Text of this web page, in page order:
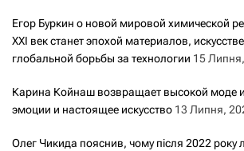
Егор Буркин о новой мировой химической
XXI век станет эпохой материалов,
глобальной борьбы за технологии 15
Карина Койнаш возвращает высокой моде
эмоции и настоящее искусство 13 Липня,
Олег Чикида пояснив, чому після 2022 року